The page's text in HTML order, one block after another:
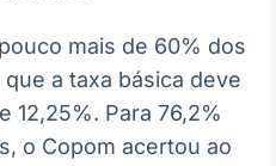
OTC
Plataforma para
negociação de
ativos
mais de 60% dos
a taxa básica deve
12,25%. Para 76,2%
o Copom acertou ao